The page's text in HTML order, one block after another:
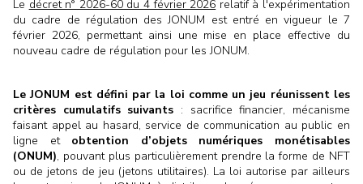
Le décret n° 2026-60 du 4 février 2026 relatif à l'expérimentation
du cadre de régulation des JONUM est entré en vigueur le 7
février 2026, permettant ainsi une mise en place effective du
nouveau cadre de régulation pour les JONUM.
Le JONUM est défini par la loi comme un jeu réunissent les
critères cumulatifs suivants : sacrifice financier, mécanisme
faisant appel au hasard, service de communication au public en
ligne et obtention d’objets numériques monétisables
(ONUM), pouvant plus particulièrement prendre la forme de NFT
ou de jetons de jeu (jetons utilitaires). La loi autorise par ailleurs